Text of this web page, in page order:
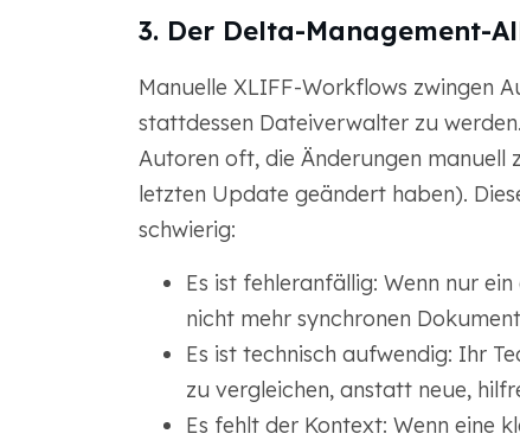
3. Der Delta-Management-
Manuelle XLIFF-Workflows zwingen
stattdessen Dateiverwalter zu
Autoren oft, die Änderungen manuell
letzten Update geändert haben).
schwierig:
Es ist fehleranfällig: Wenn nur
nicht mehr synchronen
Es ist technisch aufwendig: Ihr
zu vergleichen, anstatt neue,
Es fehlt der Kontext: Wenn eine